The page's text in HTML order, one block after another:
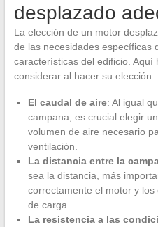
desplazado
La elección de un motor
de las necesidades específicas
características del edificio. Aquí
considerar al hacer su elección:
El caudal de aire: Al igual
campana, es crucial elegir
volumen de aire necesario
ventilación.
La distancia entre la
sea la distancia, más
correctamente el motor y
de carga.
La resistencia a las